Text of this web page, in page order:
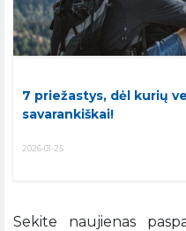
7 priežastys, dėl kurių
savarankiškai!
2026-01-25
Sekite naujienas